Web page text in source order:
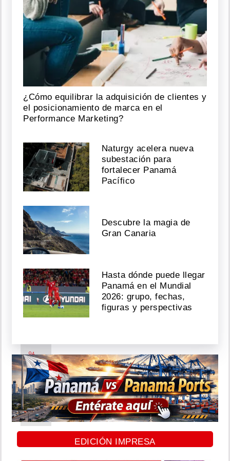
ser
amante
de
J
Balvin
y
engañó
a
su
mujer
Agosto
04,
2026
Esposa
de
Mario
Cimarro
revela
de
violencia
doméstica
y
lo
deja
04,
2026
El
Yeyo
se
el
¿Cómo equilibrar la adquisición de clientes y
el posicionamiento de marca en el
Performance Marketing?
Naturgy acelera nueva
subestación para
fortalecer Panamá
Pacífico
Descubre la magia de
Gran Canaria
Hasta dónde puede llegar
Panamá en el Mundial
2026: grupo, fechas,
figuras y perspectivas
EDICIÓN IMPRESA